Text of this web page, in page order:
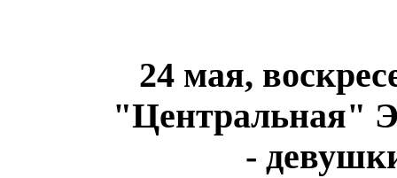
24 мая,
"Центральная"
-